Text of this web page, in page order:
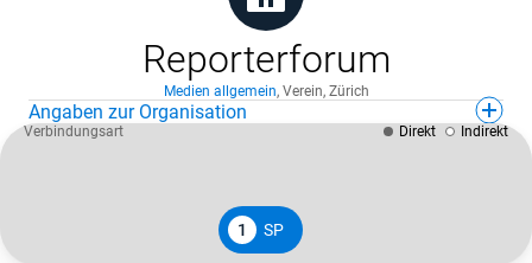
Reporterforum
Medien allgemein, Verein, Zürich
Angaben zur Organisation
1 SP
Verbindungsart Direkt Indirekt